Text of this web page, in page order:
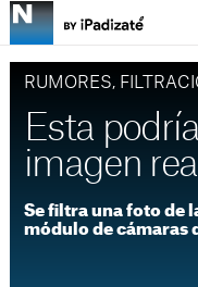
RUMORES,
Esta
imagen
Se filtra una foto de
módulo de cámaras